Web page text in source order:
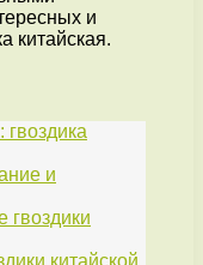
и
китайская.
гвоздика
и
гвоздики